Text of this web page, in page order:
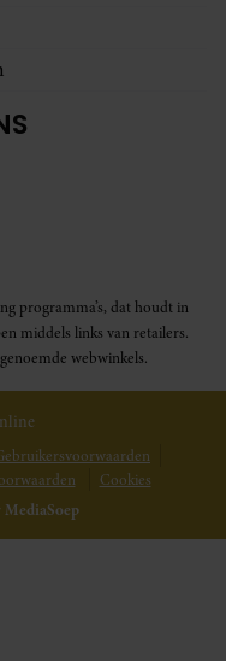
programma’s, dat houdt in
middels links van retailers.
webwinkels.
Cookies
MediaSoep